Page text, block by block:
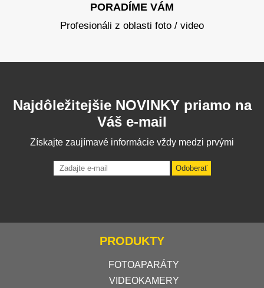
PORADÍME VÁM
Profesionáli z oblasti foto / video
Najdôležitejšie NOVINKY priamo na
Váš e-mail
Získajte zaujímavé informácie vždy medzi prvými
Odoberať
PRODUKTY
FOTOAPARÁTY
VIDEOKAMERY